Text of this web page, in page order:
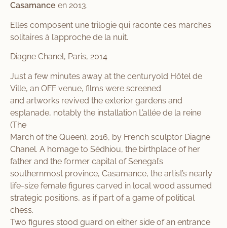
Casamance en 2013.
Elles composent une trilogie qui raconte ces marches
solitaires à l’approche de la nuit.
Diagne Chanel, Paris, 2014
Just a few minutes away at the centuryold Hôtel de
Ville, an OFF venue, films were screened
and artworks revived the exterior gardens and
esplanade, notably the installation L’allée de la reine
(The
March of the Queen), 2016, by French sculptor Diagne
Chanel. A homage to Sédhiou, the birthplace of her
father and the former capital of Senegal’s
southernmost province, Casamance, the artist’s nearly
life-size female figures carved in local wood assumed
strategic positions, as if part of a game of political
chess.
Two figures stood guard on either side of an entrance